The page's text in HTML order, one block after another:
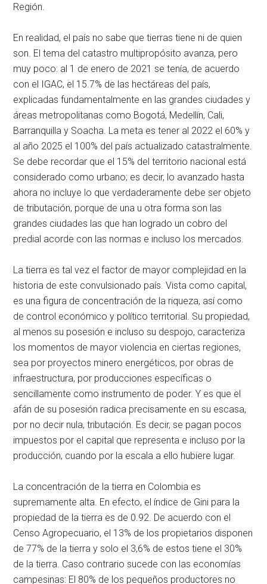
Región.
En realidad, el país no sabe que tierras tiene ni de quien
son. El tema del catastro multipropósito avanza, pero
muy poco: al 1 de enero de 2021 se tenía, de acuerdo
con el IGAC, el 15.7% de las hectáreas del país,
explicadas fundamentalmente en las grandes ciudades y
áreas metropolitanas como Bogotá, Medellín, Cali,
Barranquilla y Soacha. La meta es tener al 2022 el 60% y
al año 2025 el 100% del país actualizado catastralmente.
Se debe recordar que el 15% del territorio nacional está
considerado como urbano; es decir, lo avanzado hasta
ahora no incluye lo que verdaderamente debe ser objeto
de tributación, porque de una u otra forma son las
grandes ciudades las que han logrado un cobro del
predial acorde con las normas e incluso los mercados.
La tierra es tal vez el factor de mayor complejidad en la
historia de este convulsionado país. Vista como capital,
es una figura de concentración de la riqueza, así como
de control económico y político territorial. Su propiedad,
al menos su posesión e incluso su despojo, caracteriza
los momentos de mayor violencia en ciertas regiones,
sea por proyectos minero energéticos, por obras de
infraestructura, por producciones específicas o
sencillamente como instrumento de poder. Y es que el
afán de su posesión radica precisamente en su escasa,
por no decir nula, tributación. Es decir, se pagan pocos
impuestos por el capital que representa e incluso por la
producción, cuando por la escala a ello hubiere lugar.
La concentración de la tierra en Colombia es
supremamente alta. En efecto, el índice de Gini para la
propiedad de la tierra es de 0.92. De acuerdo con el
Censo Agropecuario, el 13% de los propietarios disponen
de 77% de la tierra y solo el 3,6% de estos tiene el 30%
de la tierra. Caso contrario sucede con las economías
campesinas: El 80% de los pequeños productores no